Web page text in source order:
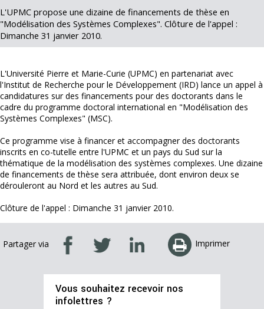
L'UPMC propose une dizaine de financements de thèse en
"Modélisation des Systèmes Complexes". Clôture de l'appel :
Dimanche 31 janvier 2010.
L'Université Pierre et Marie-Curie (UPMC) en partenariat avec
l'Institut de Recherche pour le Développement (IRD) lance un appel à
candidatures sur des financements pour des doctorants dans le
cadre du programme doctoral international en "Modélisation des
Systèmes Complexes" (MSC).
Ce programme vise à financer et accompagner des doctorants
inscrits en co-tutelle entre l'UPMC et un pays du Sud sur la
thématique de la modélisation des systèmes complexes. Une dizaine
de financements de thèse sera attribuée, dont environ deux se
dérouleront au Nord et les autres au Sud.
Clôture de l'appel : Dimanche 31 janvier 2010.
Partager via Imprimer
Vous souhaitez recevoir nos
infolettres ?